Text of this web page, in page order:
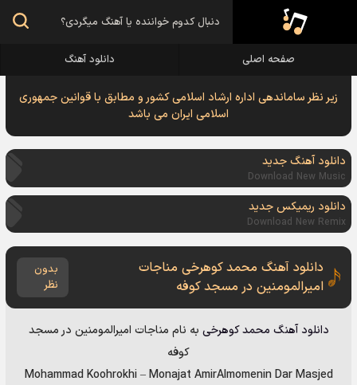
صفحه اصلی دانلود آهنگ
زیر نظر ساماندهی اداره ارشاد اسلامی کشور و مطابق با قوانین جمهوری
اسلامی ایران می باشد
دانلود آهنگ جدید
Download New Music
دانلود ریمیکس جدید
Download New Remix
دانلود آهنگ محمد کوهرخی مناجات
امیرالمومنین در مسجد کوفه
بدون
نظر
دانلود آهنگ محمد کوهرخی به نام مناجات امیرالمومنین در مسجد
کوفه
Mohammad Koohrokhi–Monajat AmirAlmomenin Dar Masjed